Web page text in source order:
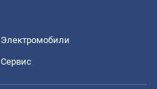
Электромобили
Сервис